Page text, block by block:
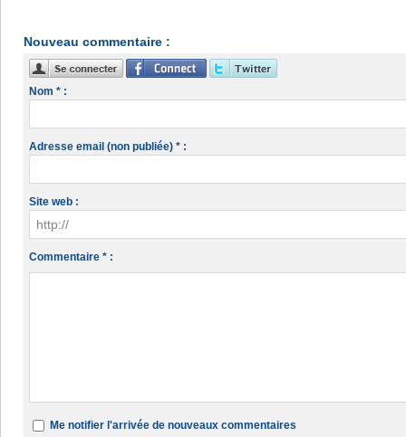
Nouveau commentaire :
Nom * :
Adresse email (non publiée) * :
Site web :
Commentaire * :
Me notifier l'arrivée de nouveaux commentaires